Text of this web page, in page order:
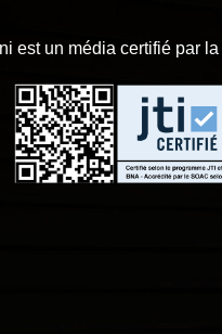
est un média certifié par la